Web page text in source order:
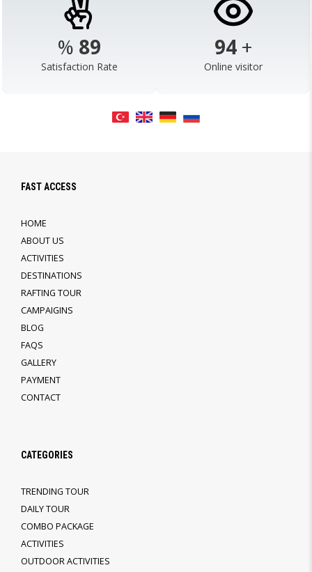
% 98
Satisfaction Rate
103 +
Online visitor
FAST ACCESS
HOME
ABOUT US
ACTIVITIES
DESTINATIONS
RAFTING TOUR
CAMPAIGINS
BLOG
FAQS
GALLERY
PAYMENT
CONTACT
CATEGORIES
TRENDING TOUR
DAILY TOUR
COMBO PACKAGE
ACTIVITIES
OUTDOOR ACTIVITIES